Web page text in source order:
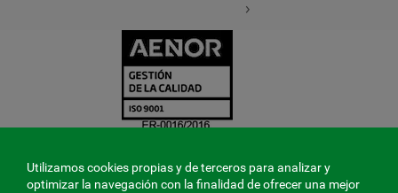
Y
Utilizamos cookies propias y de terceros para analizar y
optimizar la navegación con la finalidad de ofrecer una mejor